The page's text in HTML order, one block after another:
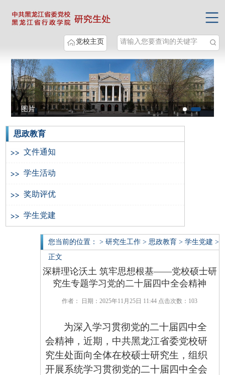
党校主页
图片
图片
图片
思政教育
文件通知
学生活动
奖助评优
学生党建
您当前的位置： > 研究生工作 > 思政教育 > 学生党建 >
正文
深耕理论沃土 筑牢思想根基——党校硕士研
究生专题学习党的二十届四中全会精神
作者： 日期：2025年11月25日 11:44 点击次数： 103
为深入学习贯彻党的二十届四中全
会精神，近期，中共黑龙江省委党校研
究生处面向全体在校硕士研究生，组织
开展系统学习贯彻党的二十届四中全会